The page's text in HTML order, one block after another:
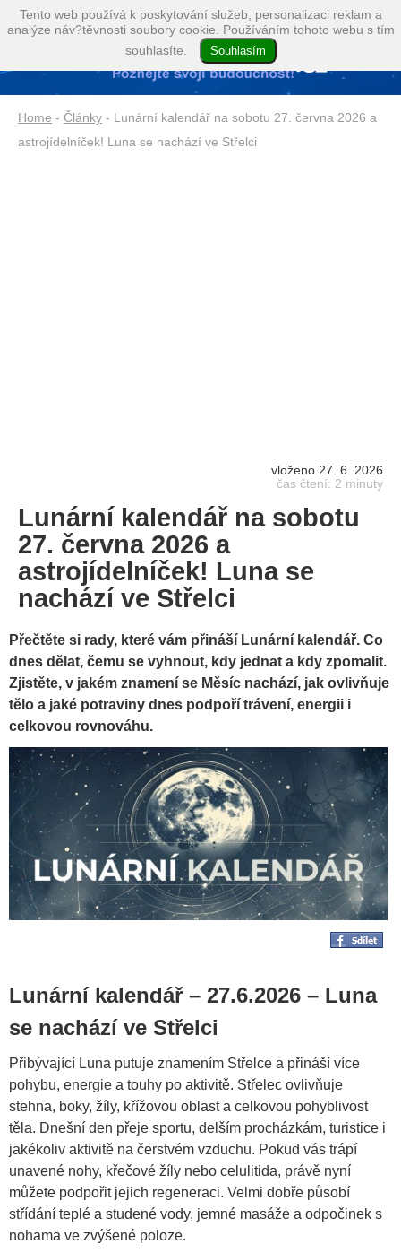
Home - Články - Lunární kalendář na sobotu 27. června 2026 a
astrojídelníček! Luna se nachází ve Střelci
vloženo 27. 6. 2026
čas čtení: 2 minuty
Lunární kalendář na sobotu
27. června 2026 a
astrojídelníček! Luna se
nachází ve Střelci
Přečtěte si rady, které vám přináší Lunární kalendář. Co
dnes dělat, čemu se vyhnout, kdy jednat a kdy zpomalit.
Zjistěte, v jakém znamení se Měsíc nachází, jak ovlivňuje
tělo a jaké potraviny dnes podpoří trávení, energii i
celkovou rovnováhu.
Lunární kalendář – 27.6.2026 – Luna
se nachází ve Střelci
Přibývající Luna putuje znamením Střelce a přináší více
pohybu, energie a touhy po aktivitě. Střelec ovlivňuje
stehna, boky, žíly, křížovou oblast a celkovou pohyblivost
těla. Dnešní den přeje sportu, delším procházkám, turistice i
jakékoliv aktivitě na čerstvém vzduchu. Pokud vás trápí
unavené nohy, křečové žíly nebo celulitida, právě nyní
můžete podpořit jejich regeneraci. Velmi dobře působí
střídání teplé a studené vody, jemné masáže a odpočinek s
nohama ve zvýšené poloze.
Tento web používá k poskytování služeb, personalizaci reklam a
analýze náv?těvnosti soubory cookie. Používáním tohoto webu s tím
souhlasíte.